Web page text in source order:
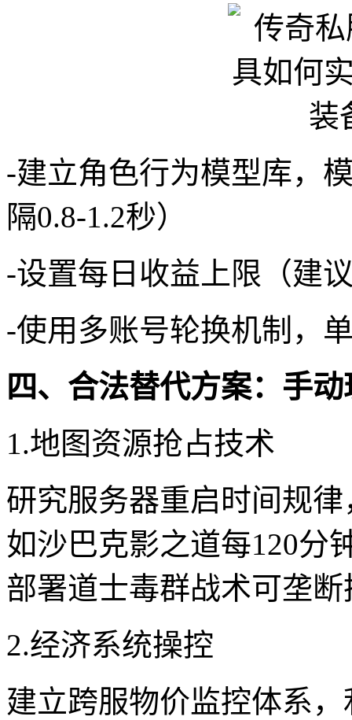
-建立角色行为模型库，
隔0.8-1.2秒）
-设置每日收益上限（建
-使用多账号轮换机制，
四、合法替代方案：手
1.地图资源抢占技术
研究服务器重启时间规
如沙巴克影之道每120分
部署道士毒群战术可垄断
2.经济系统操控
建立跨服物价监控体系